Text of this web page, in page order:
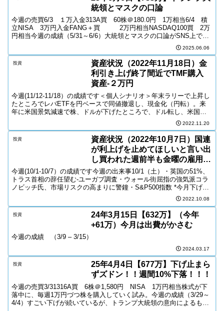
統領とマスクの口論
今週の売買6/3 １万入金313A買 60株＠180.0円 1万相当6/4 積
立NISA 3万円入金FANG＋買 2万円相当NASDAQ100買 2万
円相当今週の成績（5/31～6/6）大統領とマスクの口論がSNS上で繰
2025.06.06
投資
資産状況（2022年11月18日）金
利引き上げ終了間近でTMF購入
資産-２万円
今週(11/12-11/18）の成績です＜個人シナリオ＞年末ラリーで上昇し
たところでレバETFを円ベースで同値撤退し、現金化（円転）。来
年に米国景気減速で株、ドルが下げたところで、ドル転し、米国株
2022.11.20
投資
資産状況（2022年10月7日）国連
が利上げを止めてほしいと言い出
し買われた週前半も金曜の雇用統
計で下げる 資産+7万円
今週(10/1-10/7）の成績です今週の出来事10/1（土）・英国の51%、
トラス首相の辞任望む-ユーガブ調査・ウォール街屈指の強気派コラ
ノビッチ氏、市場リスクの高まりに警鐘・S&P500指数 *今月下げ幅
2022.10.08
投資
24年3月15日【632万】（今年
+61万）今月は出費がかさむ
今週の成績 （3/9 – 3/15）
2024.03.17
投資
25年4月4日【677万】下げ止まら
ずズドン！！週間10%下落！！！
今週の売買3/31316A買 6株＠1,580円 NISA 1万円相当株式が下
落中に、毎週1万円づつ株を購入していく試み。今週の成績（3/29～
4/4）すごい下げが続いているが、トランプ大統領の意向によるもの